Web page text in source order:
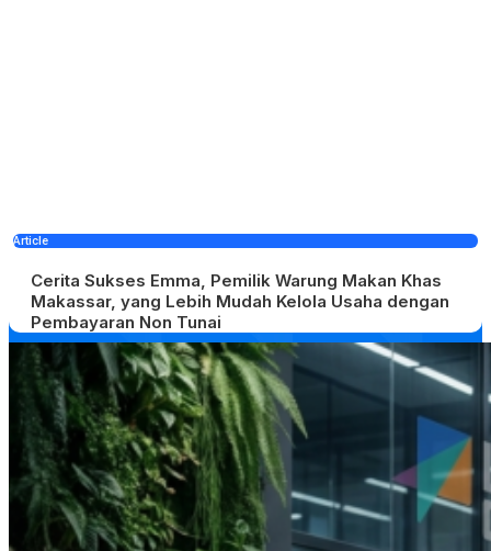
Article
Cerita Sukses Emma, Pemilik Warung Makan Khas
Makassar, yang Lebih Mudah Kelola Usaha dengan
Pembayaran Non Tunai